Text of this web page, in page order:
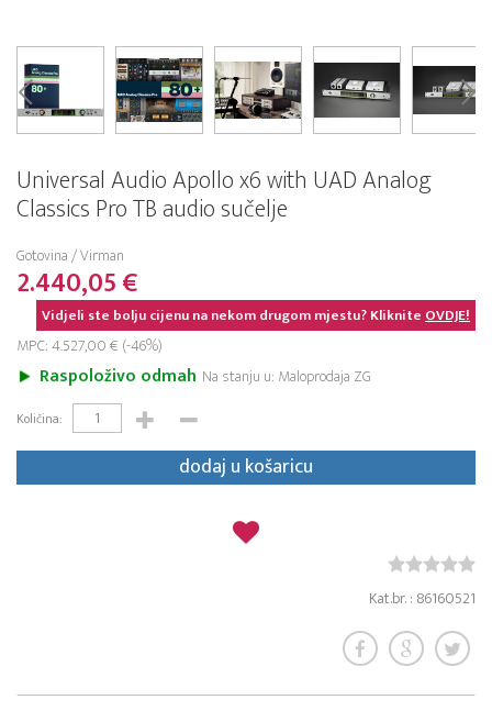
Universal Audio Apollo x6 with UAD Analog
Classics Pro TB audio sučelje
Gotovina / Virman
2.440,05 €
Vidjeli ste bolju cijenu na nekom drugom mjestu? KlikniteOVDJE!
MPC: 4.527,00 € (-46%)
Raspoloživo odmah Na stanju u: Maloprodaja ZG
Količina:
dodaj u košaricu
Kat.br. : 86160521